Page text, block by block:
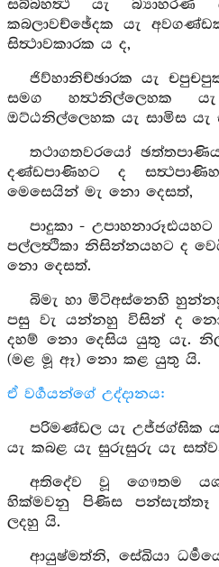
සබ්බහත්‍ථ යැ බ්‍යාහරණ
කබලාවච්ඡේදක යැ
සිත්‍ථාවකාරක ය ද,
ජිව්හානිච්ඡාරක යැ
සමග හත්‍ථනිල්ලෙහක
ඔට්ඨනිල්ලෙහක යැ සාමිස යැ
තථාගතවරයෝ
දණ්ඩපාණිහට ද
මෙසෙයින් මැ නො දෙසත්,
පාදුකා -
පල්ලත්‍ථිකා නිසින්නයහට ද
නො දෙසත්.
බිමැ හා මිටිඅස්නෙහි
පසු වැ යන්නහු විසින් ද
දහම් නො දෙසිය යුතු යැ.
(මළ මූ ඈ) නො කළ යුතු යි.
ඒ වර්‍ගයන්ගේ උද්දානය:
පරිමණ්ඩල යැ උජ්ජග්ඝික
යැ කබළ යැ සුරුසුරු යැ
අතිදේව වූ ගෞතම
හික්මවනු පිණිස පන්සැත්තෑ
ලදහු යි.
ආයුෂ්මත්නි, සේඛියා